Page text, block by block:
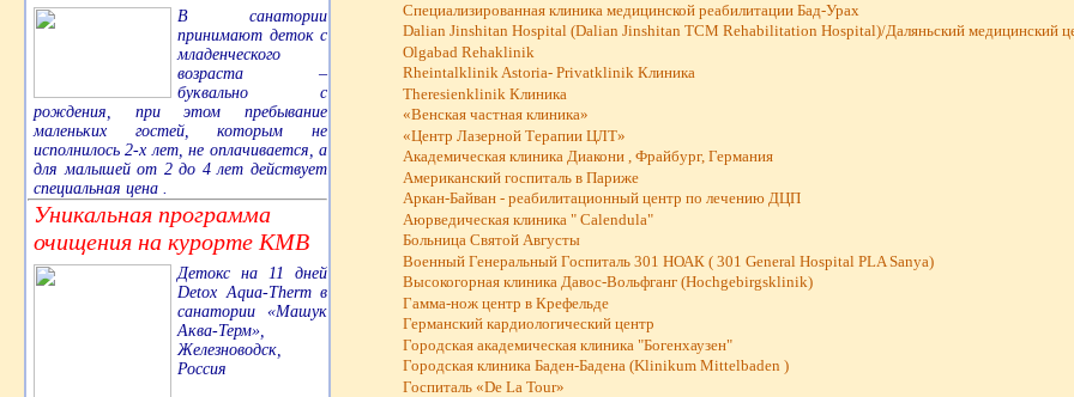
В санатории
принимают деток с
младенческого
возраста –
буквально с
рождения, при этом пребывание
маленьких гостей, которым не
исполнилось 2-х лет, не оплачивается, а
для малышей от 2 до 4 лет действует
специальная цена .
Уникальная программа
очищения на курорте КМВ
Детокс на 11 дней
Detox Aqua-Therm в
санатории «Машук
Аква-Терм»,
Железноводск,
Россия
Cпециализированная клиника медицинской реабилитации Бад-Урах
Dalian Jinshitan Hospital (Dalian Jinshitan TCM Rehabilitation Hospital)/Даляньский медицинский
Olgabad Rehaklinik
Rheintalklinik Astoria- Privatklinik Клиника
Theresienklinik Клиника
«Венская частная клиника»
«Центр Лазерной Терапии ЦЛТ»
Академическая клиника Диакони , Фрайбург, Германия
Американский госпиталь в Париже
Аркан-Байван - реабилитационный центр по лечению ДЦП
Аюрведическая клиника " Calendula"
Больница Святой Августы
Военный Генеральный Госпиталь 301 НОАК ( 301 General Hospital PLA Sanya)
Высокогорная клиника Давос-Вольфганг (Hochgebirgsklinik)
Гамма-нож центр в Крефельде
Германский кардиологический центр
Городская академическая клиника "Богенхаузен"
Городская клиника Баден-Бадена (Klinikum Mittelbaden )
Госпиталь «De La Tour»